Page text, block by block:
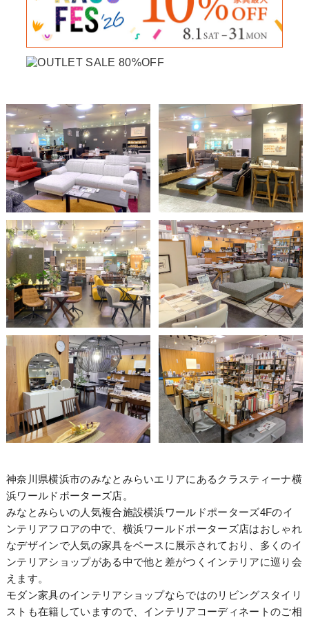
神奈川県横浜市のみなとみらいエリアにあるクラスティーナ横
浜ワールドポーターズ店。
みなとみらいの人気複合施設横浜ワールドポーターズ4Fのイ
ンテリアフロアの中で、横浜ワールドポーターズ店はおしゃれ
なデザインで人気の家具をベースに展示されており、多くのイ
ンテリアショップがある中で他と差がつくインテリアに巡り会
えます。
モダン家具のインテリアショップならではのリビングスタイリ
ストも在籍していますので、インテリアコーディネートのご相